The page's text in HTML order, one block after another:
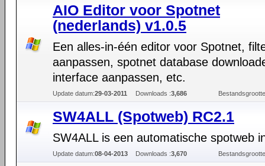
AIO Editor voor Spotnet
(nederlands) v1.0.5
Een alles-in-één editor voor Spotnet,
aanpassen, spotnet database
interface aanpassen, etc.
Update datum:29-03-2011 Downloads :3,686
SW4ALL (Spotweb) RC2.1
SW4ALL is een automatische spotweb
Update datum:08-04-2013 Downloads :3,670